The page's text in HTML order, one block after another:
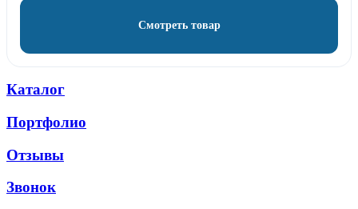
Смотреть товар
Каталог
Портфолио
Отзывы
Звонок